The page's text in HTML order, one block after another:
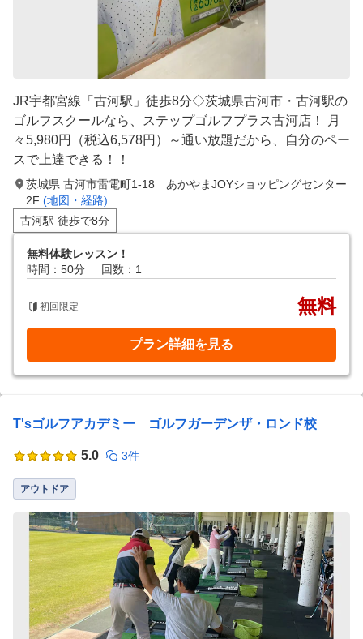
JR宇都宮線「古河駅」徒歩8分◇茨城県古河市・古河駅の
ゴルフスクールなら、ステップゴルフプラス古河店！ 月
々5,980円（税込6,578円）～通い放題だから、自分のペー
スで上達できる！！
茨城県 古河市雷電町1-18 あかやまJOYショッピングセンター
2F (地図・経路)
古河駅 徒歩で8分
無料体験レッスン！
時間：50分
回数：1
初回限定 無料
プラン詳細を見る
T'sゴルフアカデミー ゴルフガーデンザ・ロンド校
5.0 3件
アウトドア